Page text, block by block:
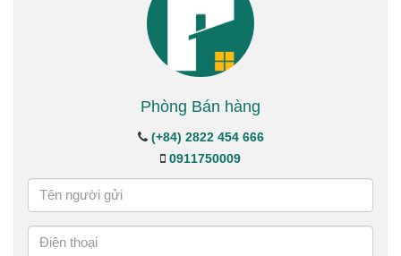
Phòng Bán hàng
(+84) 2822 454 666
0911750009